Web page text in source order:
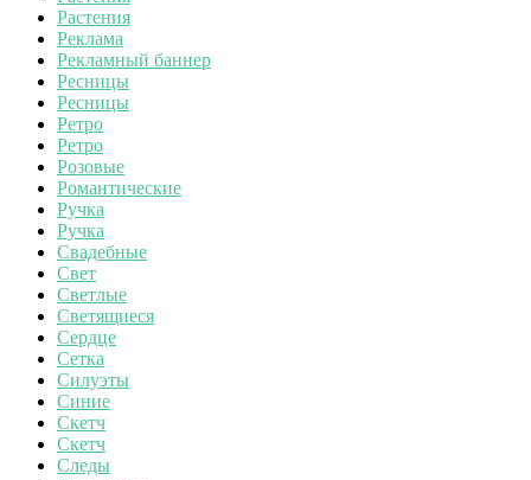
Растения
Реклама
Рекламный баннер
Ресницы
Ресницы
Ретро
Ретро
Розовые
Романтические
Ручка
Ручка
Свадебные
Свет
Светлые
Светящиеся
Сердце
Сетка
Силуэты
Синие
Скетч
Скетч
Следы